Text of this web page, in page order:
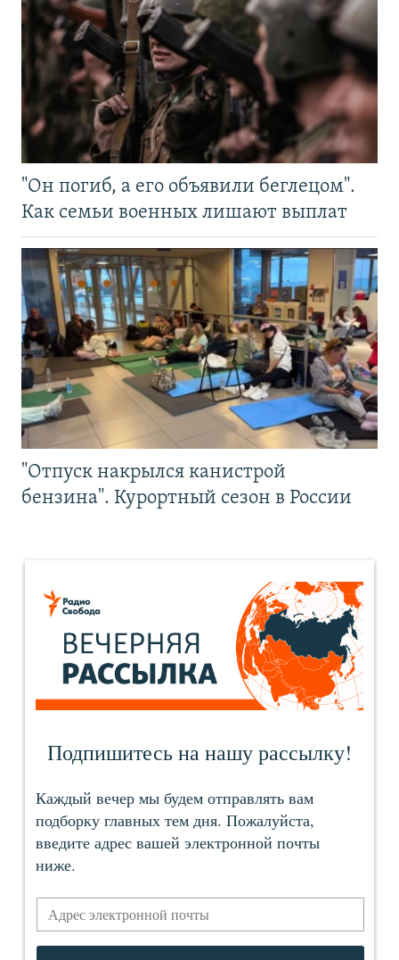
"Он погиб, а его объявили беглецом".
Как семьи военных лишают выплат
"Отпуск накрылся канистрой
бензина". Курортный сезон в России